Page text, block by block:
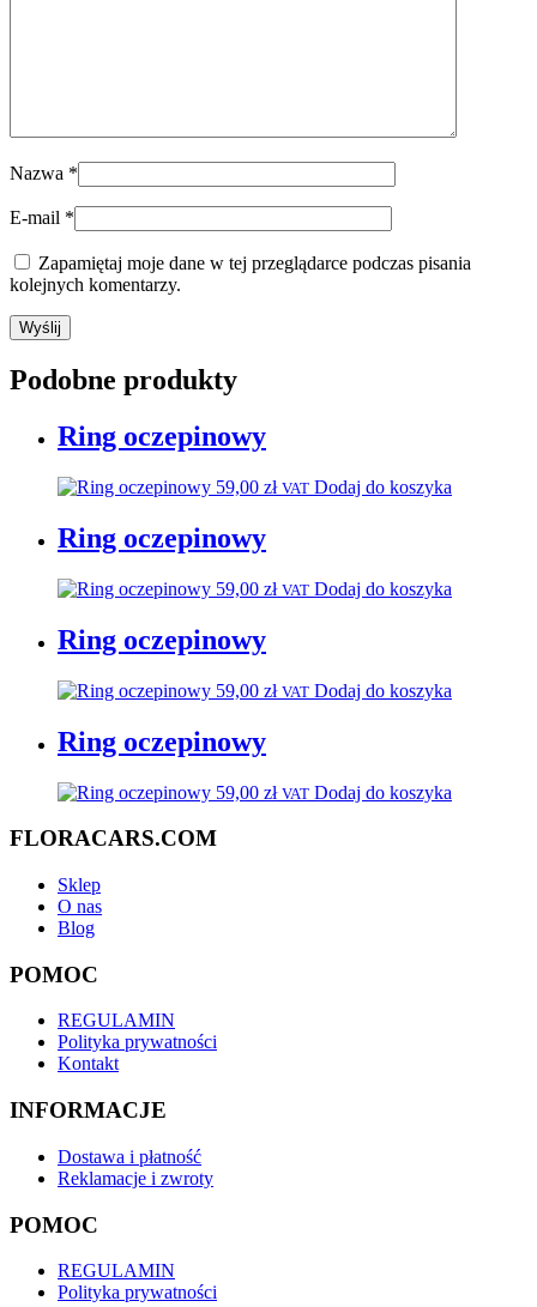
Nazwa *
E-mail *
Zapamiętaj moje dane w tej przeglądarce podczas pisania
kolejnych komentarzy.
Podobne produkty
Ring oczepinowy
59,00 zł VAT Dodaj do koszyka
Ring oczepinowy
59,00 zł VAT Dodaj do koszyka
Ring oczepinowy
59,00 zł VAT Dodaj do koszyka
Ring oczepinowy
59,00 zł VAT Dodaj do koszyka
FLORACARS.COM
Sklep
O nas
Blog
POMOC
REGULAMIN
Polityka prywatności
Kontakt
INFORMACJE
Dostawa i płatność
Reklamacje i zwroty
POMOC
REGULAMIN
Polityka prywatności